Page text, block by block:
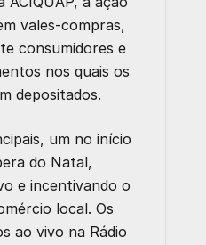
vales-compras,
consumidores e
nos quais os
depositados.
um no início
do Natal,
e incentivando o
local. Os
ao vivo na Rádio